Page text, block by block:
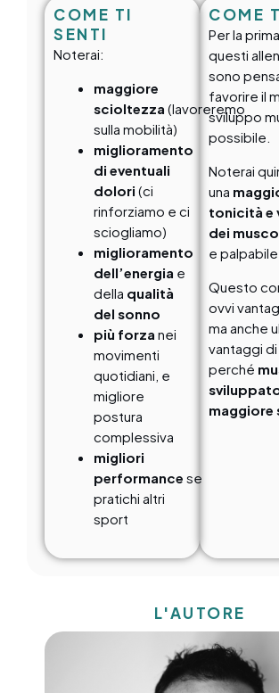
COME TI
SENTI
Noterai:
maggiore
scioltezza (lavoreremo
sulla mobilità)
miglioramento
di eventuali
dolori (ci
rinforziamo e ci
sciogliamo)
miglioramento
dell’energia e
della qualità
del sonno
più forza nei
movimenti
quotidiani, e
migliore
postura
complessiva
migliori
performance se
pratichi altri
sport
COME
Per la
questi
sono
favorire il
sviluppo
possibile.
Noterai
una
tonicità e
dei
e palpabile.
Questo
ovvi
ma anche
vantaggi di
perché
maggiore
L'AUTORE